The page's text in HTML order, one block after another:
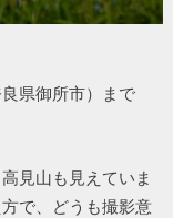
県御所市）まで
見山も見えていま
で、どうも撮影意